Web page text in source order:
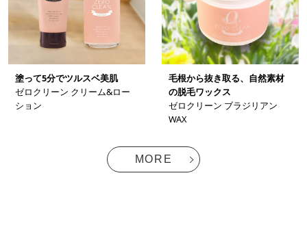
塗って5分でツルスベ美肌
ゼロクリーン クリーム&ロー
ション
毛根から抜き取る、自然素材
の脱毛ワックス
ゼロクリーン ブラジリアン
WAX
MORE